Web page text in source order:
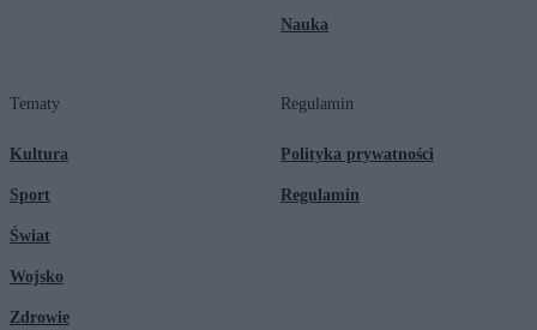
Nauka
Tematy
Kultura
Sport
Świat
Wojsko
Zdrowie
Regulamin
Polityka prywatności
Regulamin